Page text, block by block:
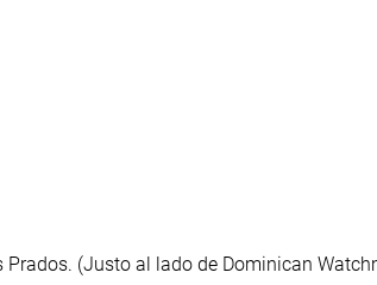
(Justo al lado de Dominican